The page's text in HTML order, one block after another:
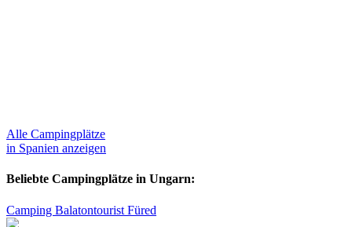
Alle Campingplätze
in Spanien anzeigen
Beliebte Campingplätze in Ungarn:
Camping Balatontourist Füred